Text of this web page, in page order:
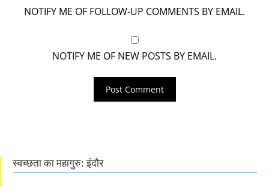
NOTIFY ME OF FOLLOW-UP COMMENTS BY EMAIL.
NOTIFY ME OF NEW POSTS BY EMAIL.
स्वच्छता का महागुरु: इंदौर